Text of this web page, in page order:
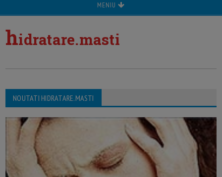
MENIU
hidratare.masti
NOUTATI HIDRATARE.MASTI